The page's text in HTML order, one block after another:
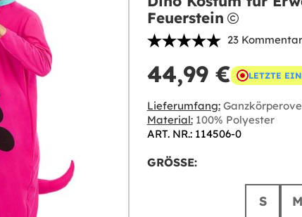
Feuerstein
23
44,99 € LETZTE
Lieferumfang:
Material:100% Polyester
ART. NR.: 114506-0
GRÖSSE:
S M